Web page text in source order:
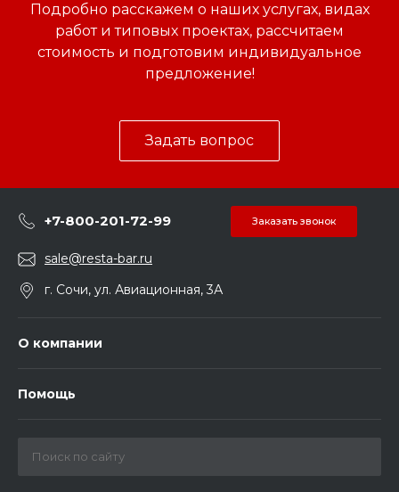
Подробно расскажем о наших услугах, видах
работ и типовых проектах, рассчитаем
стоимость и подготовим индивидуальное
предложение!
Задать вопрос
+7-800-201-72-99 Заказать звонок
sale@resta-bar.ru
г. Сочи, ул. Авиационная, 3А
О компании
Помощь